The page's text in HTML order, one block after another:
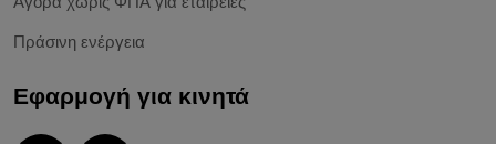
Πράσινη ενέργεια
Εφαρμογή για κινητά